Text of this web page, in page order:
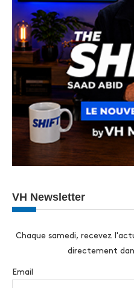
VH Newsletter
Chaque samedi, recevez
directement
Email